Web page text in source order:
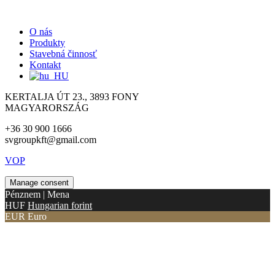
O nás
Produkty
Stavebná činnosť
Kontakt
KERTALJA ÚT 23., 3893 FONY
MAGYARORSZÁG
+36 30 900 1666
svgroupkft@gmail.com
VOP
Manage consent
Pénznem | Mena
HUF Hungarian forint
EUR Euro